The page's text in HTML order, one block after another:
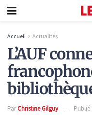
Accueil Actualités
L’AUF
ParChristine Gilguy Publié